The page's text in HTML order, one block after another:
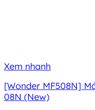
Xem nhanh
[Wonder MF508N]
08N (New)